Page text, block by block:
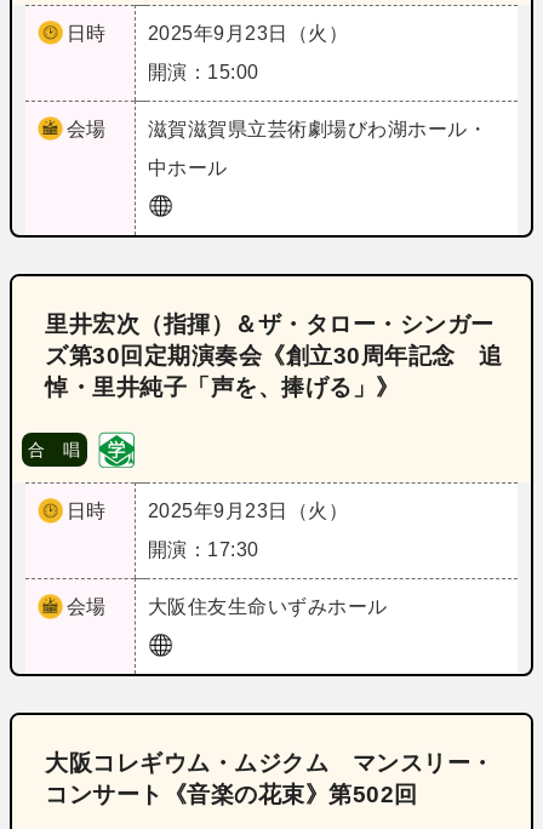
日時
2025年9月23日（火）
開演：15:00
会場 滋賀滋賀県立芸術劇場びわ湖ホール・
中ホール
里井宏次（指揮）＆ザ・タロー・シンガー
ズ第30回定期演奏会《創立30周年記念 追
悼・里井純子「声を、捧げる」》
合 唱
日時
2025年9月23日（火）
開演：17:30
会場 大阪住友生命いずみホール
大阪コレギウム・ムジクム マンスリー・
コンサート《音楽の花束》第502回